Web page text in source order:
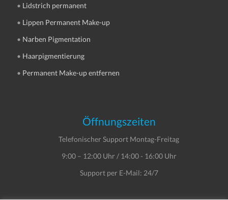
• Lidstrich permanent
• Lippen Permanent Make-up
• Narben Pigmentation
• Haarpigmentierung
• Permanent Make-up entfernen
Öffnungszeiten
Telefonischer Support Montag-Freitag
9:00 – 12:00 Uhr / 14:00 - 16:00 Uhr
Support per E-Mail: 24/7